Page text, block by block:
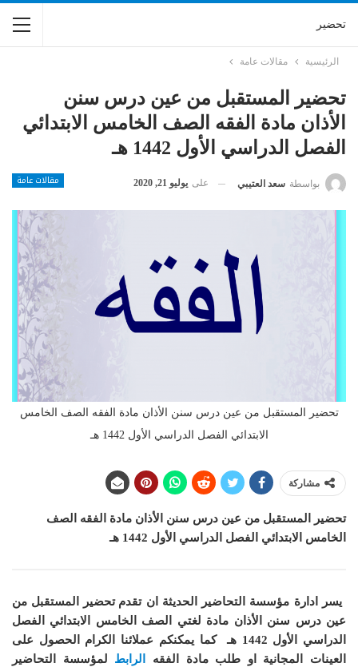
تحضير
الرئيسية مقالات عامة
تحضير المستقبل من عين درس سنن
الأذان مادة الفقه الصف الخامس الابتدائي
الفصل الدراسي الأول 1442 هـ
مقالات عامة بواسطة سعد العتيبي على يوليو 21, 2020
تحضير المستقبل من عين درس سنن الأذان مادة الفقه الصف الخامس
الابتدائي الفصل الدراسي الأول 1442 هـ
مشاركة
تحضير المستقبل من عين درس سنن الأذان مادة الفقه
الصف
الخامس الابتدائي الفصل الدراسي الأول 1442 هـ
يسر ادارة مؤسسة التحاضير الحديثة ان تقدم تحضير المستقبل من
عين درس سنن الأذان مادة لغتي
الصف الخامس الابتدائي الفصل
الدراسي الأول 1442 هـ
كما يمكنكم عملائنا الكرام الحصول على
العينات المجانية او طلب مادة
الفقه الرابط لمؤسسة التحاضير